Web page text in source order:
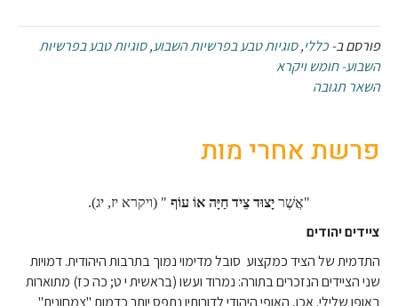
פורסם ב-כללי,סוגיות טבע בפרשיות השבוע,סוגיות טבע בפרשיות
השבוע- חומש ויקרא
השאר תגובה
פרשת אחרי מות
"אֲשֶׁר יָצוּד צֵיד חַיָּה אוֹ עוֹף " (ויקרא יז, יג).
ציידים יהודים
התדמית של הציד כמקצוע סובל מדימוי נמוך בתרבות היהודית. דמויות
שני הציידים הנזכרים בתורה: נמרוד ועשו (בראשית י ט; כה כז) מתוארות